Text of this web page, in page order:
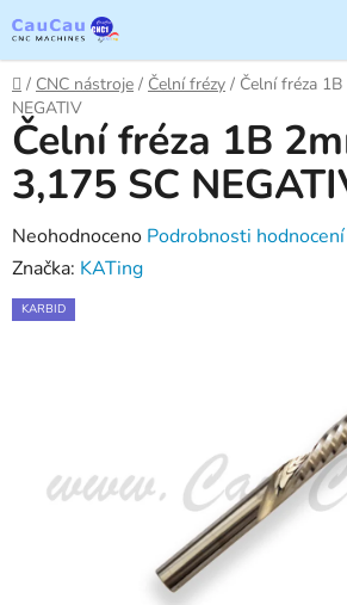
na
obsah
Domů
/ CNC nástroje / Čelní frézy / Čelní fréza
NEGATIV
Čelní fréza 1B
3,175 SC
Průměrné
hodnocení
produktu
Neohodnoceno Podrobnosti hodnocení
Značka: KATing
KARBID